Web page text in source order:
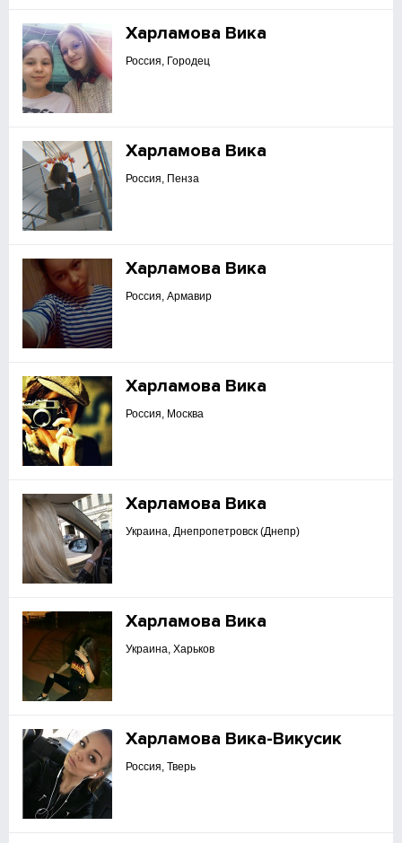
Харламова Вика
Россия, Городец
Харламова Вика
Россия, Пенза
Харламова Вика
Россия, Армавир
Харламова Вика
Россия, Москва
Харламова Вика
Украина, Днепропетровск (Днепр)
Харламова Вика
Украина, Харьков
Харламова Вика-Викусик
Россия, Тверь